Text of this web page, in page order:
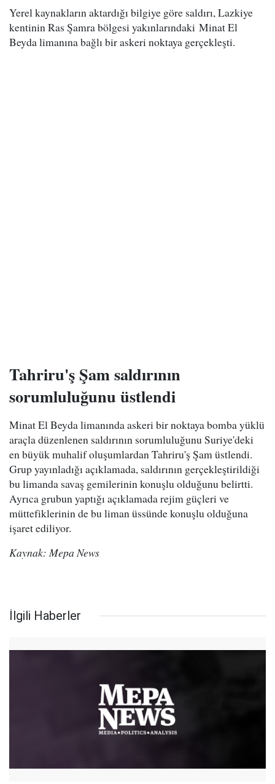
Yerel kaynakların aktardığı bilgiye göre saldırı, Lazkiye
kentinin Ras Şamra bölgesi yakınlarındaki Minat El
Beyda limanına bağlı bir askeri noktaya gerçekleşti.
Tahriru'ş Şam saldırının
sorumluluğunu üstlendi
Minat El Beyda limanında askeri bir noktaya bomba yüklü
araçla düzenlenen saldırının sorumluluğunu Suriye'deki
en büyük muhalif oluşumlardan Tahriru'ş Şam üstlendi.
Grup yayınladığı açıklamada, saldırının gerçekleştirildiği
bu limanda savaş gemilerinin konuşlu olduğunu belirtti.
Ayrıca grubun yaptığı açıklamada rejim güçleri ve
müttefiklerinin de bu liman üssünde konuşlu olduğuna
işaret ediliyor.
Kaynak: Mepa News
İlgili Haberler